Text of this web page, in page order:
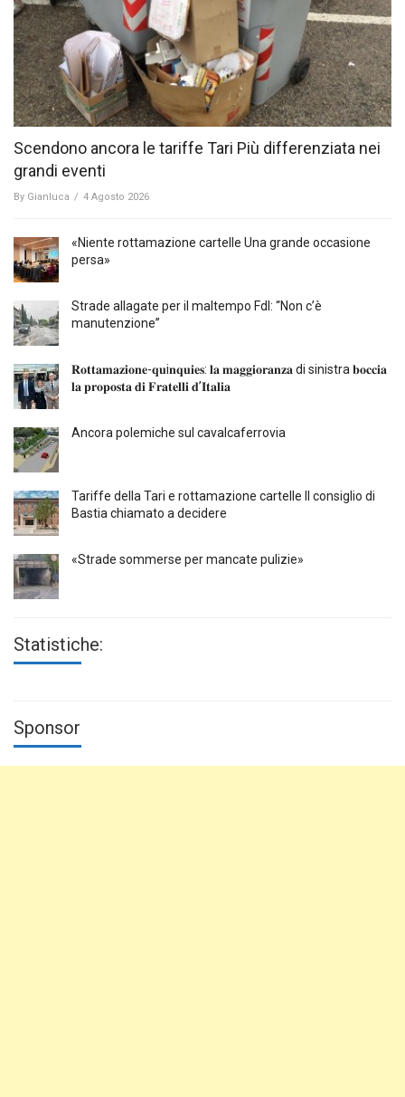
Scendono ancora le tariffe Tari Più differenziata nei
grandi eventi
By Gianluca / 4 Agosto 2026
«Niente rottamazione cartelle Una grande occasione
persa»
Strade allagate per il maltempo FdI: “Non c’è
manutenzione”
𝐑𝐨𝐭𝐭𝐚𝐦𝐚𝐳𝐢𝐨𝐧𝐞-𝐪𝐮i𝐧𝐪𝐮𝐢𝐞𝐬: 𝐥𝐚 𝐦𝐚𝐠𝐠𝐢𝐨𝐫𝐚𝐧𝐳𝐚 di sinistra 𝐛𝐨𝐜𝐜𝐢𝐚
𝐥𝐚 𝐩𝐫𝐨𝐩𝐨𝐬𝐭𝐚 𝐝𝐢 𝐅𝐫𝐚𝐭𝐞𝐥𝐥𝐢 𝐝’𝐈𝐭𝐚𝐥𝐢𝐚
Ancora polemiche sul cavalcaferrovia
Tariffe della Tari e rottamazione cartelle Il consiglio di
Bastia chiamato a decidere
«Strade sommerse per mancate pulizie»
Statistiche:
Sponsor